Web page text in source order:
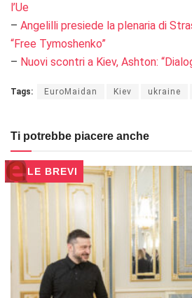
l’Ue
– Angelilli presiede la plenaria di
“Free Tymoshenko”
– Nuovi scontri a Kiev, Ashton:
Tags: EuroMaidan Kiev ukraine
Ti potrebbe piacere anche
LE BREVI